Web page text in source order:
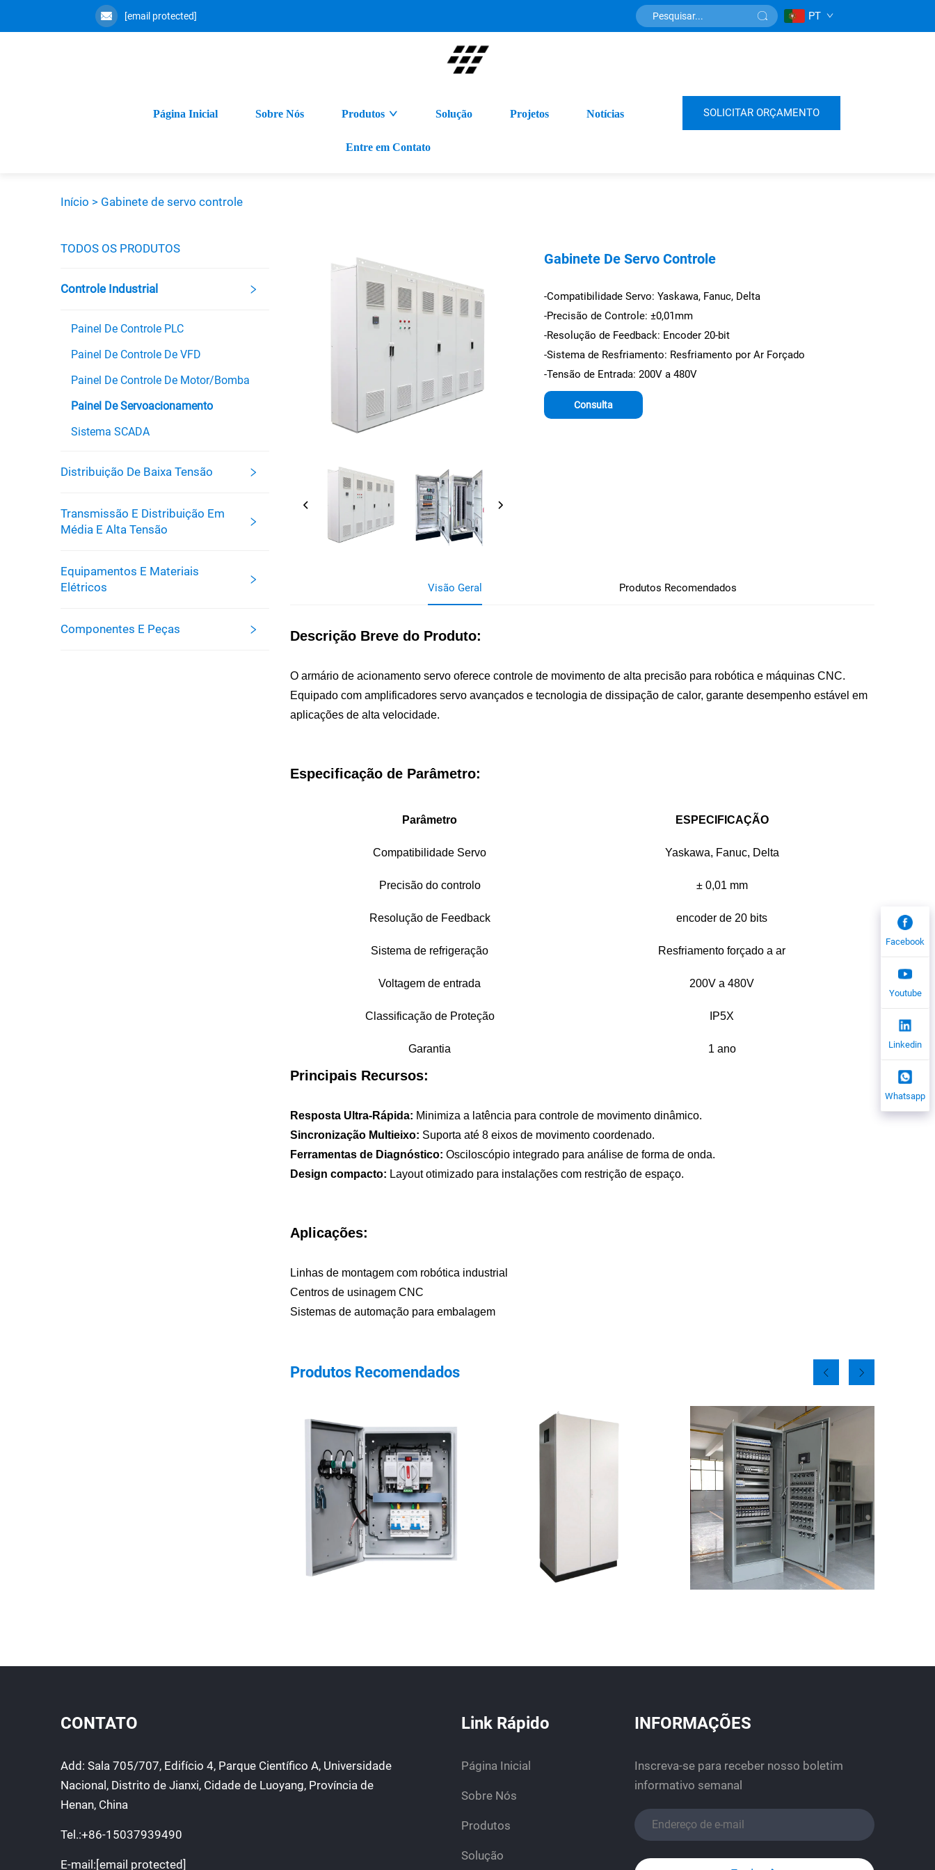
[email protected] PT
Página Inicial Sobre Nós Produtos Solução Projetos Notícias
Entre em Contato
SOLICITAR ORÇAMENTO
Início > Gabinete de servo controle
TODOS OS PRODUTOS
Controle Industrial
Painel De Controle PLC
Painel De Controle De VFD
Painel De Controle De Motor/bomba
Painel De Servoacionamento
Sistema SCADA
Distribuição De Baixa Tensão
Transmissão E Distribuição Em
Média E Alta Tensão
Equipamentos E Materiais
Elétricos
Componentes E Peças
Gabinete De Servo Controle
-Compatibilidade Servo: Yaskawa, Fanuc, Delta
-Precisão de Controle: ±0,01mm
-Resolução de Feedback: Encoder 20-bit
-Sistema de Resfriamento: Resfriamento por Ar Forçado
-Tensão de Entrada: 200V a 480V
Consulta
Visão Geral Produtos Recomendados
Descrição Breve do Produto:
O armário de acionamento servo oferece controle de movimento de alta precisão para robótica e máquinas CNC.
Equipado com amplificadores servo avançados e tecnologia de dissipação de calor, garante desempenho estável em
aplicações de alta velocidade.
Especificação de Parâmetro:
Parâmetro ESPECIFICAÇÃO
Compatibilidade Servo Yaskawa, Fanuc, Delta
Precisão do controlo ± 0,01 mm
Resolução de Feedback encoder de 20 bits
Sistema de refrigeração Resfriamento forçado a ar
Voltagem de entrada 200V a 480V
Classificação de Proteção IP5X
Garantia 1 ano
Principais Recursos:
Resposta Ultra-Rápida: Minimiza a latência para controle de movimento dinâmico.
Sincronização Multieixo: Suporta até 8 eixos de movimento coordenado.
Ferramentas de Diagnóstico: Osciloscópio integrado para análise de forma de onda.
Design compacto: Layout otimizado para instalações com restrição de espaço.
Aplicações:
Linhas de montagem com robótica industrial
Centros de usinagem CNC
Sistemas de automação para embalagem
Produtos Recomendados
Facebook
Youtube
Linkedin
Whatsapp
CONTATO
Add: Sala 705/707, Edifício 4, Parque Científico A, Universidade
Nacional, Distrito de Jianxi, Cidade de Luoyang, Província de
Henan, China
Tel.:+86-15037939490
E-mail: [email protected]
Link Rápido
Página Inicial
Sobre Nós
Produtos
Solução
INFORMAÇÕES
Inscreva-se para receber nosso boletim
informativo semanal